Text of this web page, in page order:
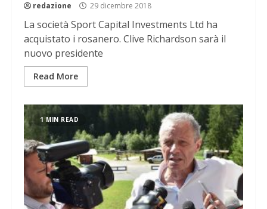
redazione 29 dicembre 2018
La società Sport Capital Investments Ltd ha
acquistato i rosanero. Clive Richardson sarà il
nuovo presidente
Read More
1 MIN READ